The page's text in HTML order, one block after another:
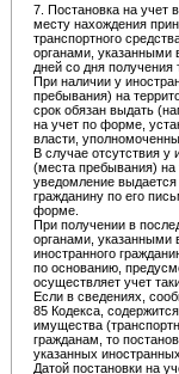
7. Постановка на учет
месту нахождения
транспортного
органами, указанными
дней со дня получения
При наличии у
пребывания) на
срок обязан выдать
на учет по форме,
власти,
В случае отсутствия у
(места пребывания) на
уведомление
гражданину по его
форме.
При получении в
органами, указанными
иностранного
по основанию,
осуществляет учет
Если в сведениях,
85 Кодекса,
имущества
гражданам, то
указанных
Датой постановки на